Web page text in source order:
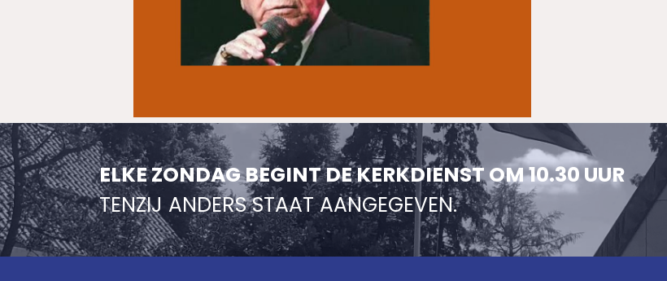
ELKE ZONDAG BEGINT DE KERKDIENST OM 10.30 UUR
TENZIJ ANDERS STAAT AANGEGEVEN.